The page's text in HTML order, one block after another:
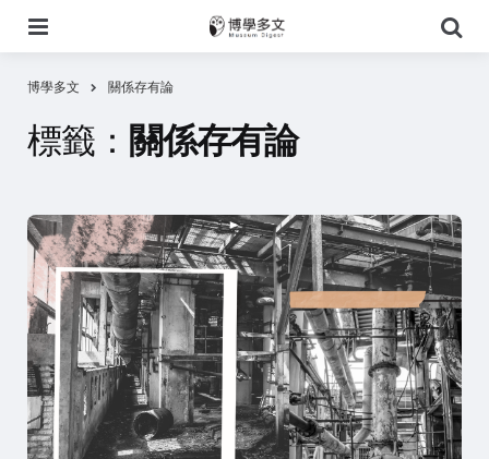
尋
博學多文 關係存有論
標籤： 關係存有論